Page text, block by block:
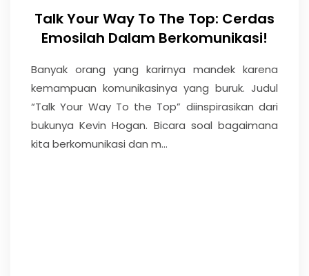
Talk Your Way To The Top: Cerdas
Emosilah Dalam Berkomunikasi!
Banyak orang yang karirnya mandek karena
kemampuan komunikasinya yang buruk. Judul
“Talk Your Way To the Top” diinspirasikan dari
bukunya Kevin Hogan. Bicara soal bagaimana
kita berkomunikasi dan m...